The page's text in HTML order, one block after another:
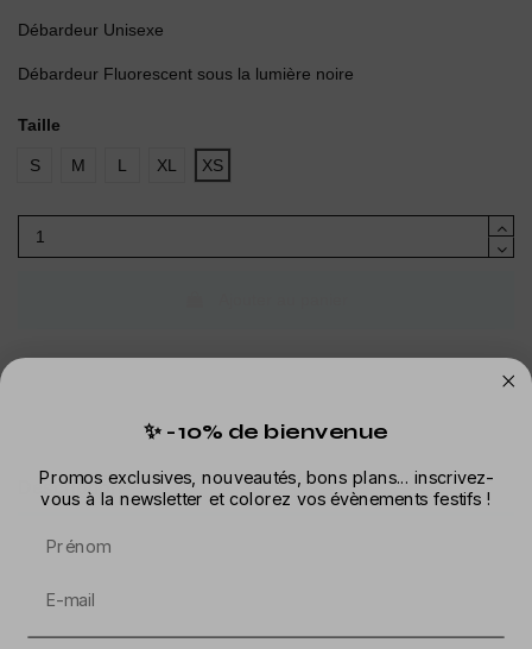
Débardeur Unisexe
Débardeur Fluorescent sous la lumière noire
Taille
S M L XL XS
Description
Détails du produit
✨ -10% de bienvenue
Promos exclusives, nouveautés, bons plans... inscrivez-
vous à la newsletter et colorez vos évènements festifs !